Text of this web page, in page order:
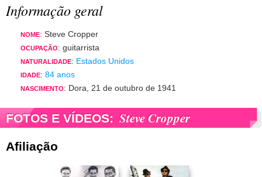
Informação geral
NOME: Steve Cropper
OCUPAÇÃO: guitarrista
NATURALIDADE: Estados Unidos
IDADE: 84 anos
NASCIMENTO: Dora, 21 de outubro de 1941
FOTOS E VÍDEOS: Steve Cropper
Afiliação